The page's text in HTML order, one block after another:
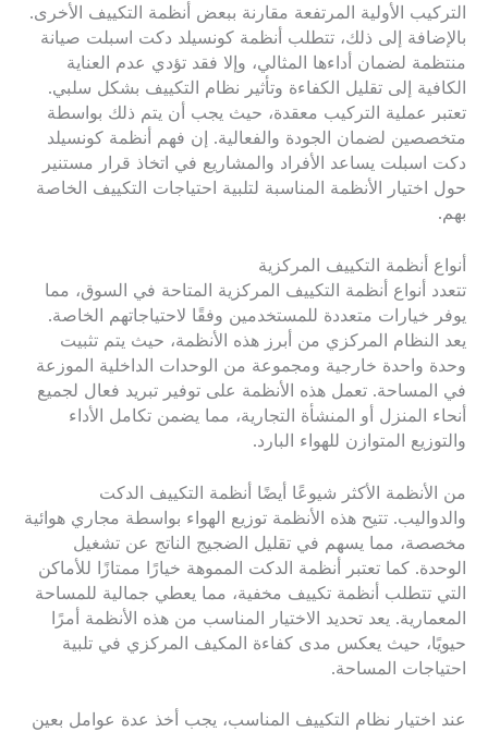
التركيب الأولية المرتفعة مقارنة ببعض أنظمة التكييف الأخرى.
بالإضافة إلى ذلك، تتطلب أنظمة كونسيلد دكت اسبلت صيانة
منتظمة لضمان أداءها المثالي، وإلا فقد تؤدي عدم العناية
الكافية إلى تقليل الكفاءة وتأثير نظام التكييف بشكل سلبي.
تعتبر عملية التركيب معقدة، حيث يجب أن يتم ذلك بواسطة
متخصصين لضمان الجودة والفعالية. إن فهم أنظمة كونسيلد
دكت اسبلت يساعد الأفراد والمشاريع في اتخاذ قرار مستنير
حول اختيار الأنظمة المناسبة لتلبية احتياجات التكييف الخاصة
بهم.
أنواع أنظمة التكييف المركزية
تتعدد أنواع أنظمة التكييف المركزية المتاحة في السوق، مما
يوفر خيارات متعددة للمستخدمين وفقًا لاحتياجاتهم الخاصة.
يعد النظام المركزي من أبرز هذه الأنظمة، حيث يتم تثبيت
وحدة واحدة خارجية ومجموعة من الوحدات الداخلية الموزعة
في المساحة. تعمل هذه الأنظمة على توفير تبريد فعال لجميع
أنحاء المنزل أو المنشأة التجارية، مما يضمن تكامل الأداء
والتوزيع المتوازن للهواء البارد.
من الأنظمة الأكثر شيوعًا أيضًا أنظمة التكييف الدكت
والدواليب. تتيح هذه الأنظمة توزيع الهواء بواسطة مجاري هوائية
مخصصة، مما يسهم في تقليل الضجيج الناتج عن تشغيل
الوحدة. كما تعتبر أنظمة الدكت المموهة خيارًا ممتازًا للأماكن
التي تتطلب أنظمة تكييف مخفية، مما يعطي جمالية للمساحة
المعمارية. يعد تحديد الاختيار المناسب من هذه الأنظمة أمرًا
حيويًا، حيث يعكس مدى كفاءة المكيف المركزي في تلبية
احتياجات المساحة.
عند اختيار نظام التكييف المناسب، يجب أخذ عدة عوامل بعين